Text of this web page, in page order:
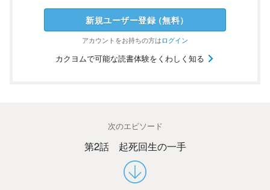
新規ユーザー登録（無料）
アカウントをお持ちの方はログイン
カクヨムで可能な読書体験をくわしく知る
次のエピソード
第2話 起死回生の一手